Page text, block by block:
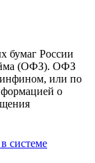
бумаг России
(ОФЗ). ОФЗ
или по
о
системе